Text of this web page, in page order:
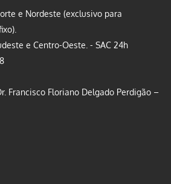
e Nordeste (exclusivo para
e Centro-Oeste. - SAC 24h
Francisco Floriano Delgado Perdigão –